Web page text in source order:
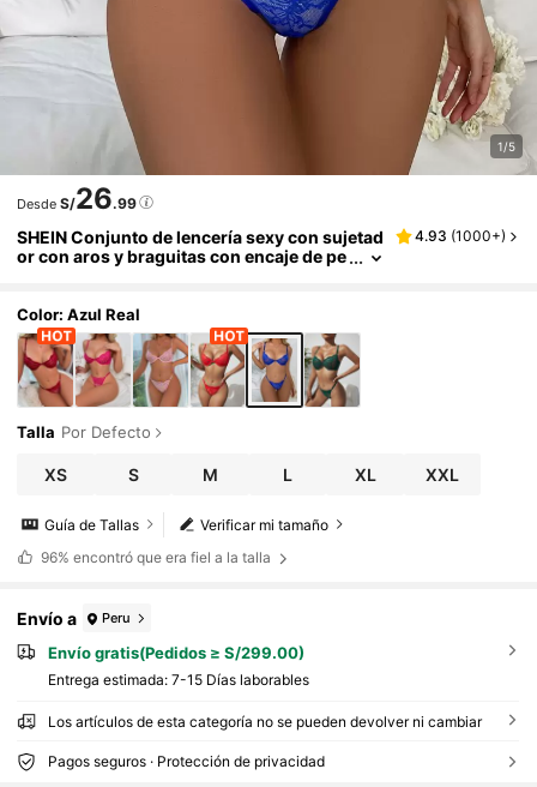
1/5
Desde S/26.99
SHEIN Conjunto de lencería sexy con sujetad
or con aros y braguitas con encaje de pe
4.93 (1000+)
Color: Azul Real
Talla Por Defecto
XS S M L XL XXL
Verificar mi tamaño
Guía de Tallas
96% encontró que era fiel a la talla
Envío a Peru
Envío gratis(Pedidos ≥ S/299.00)
Entrega estimada: 7-15 Días laborables
Los artículos de esta categoría no se pueden devolver ni cambiar
Pagos seguros · Protección de privacidad